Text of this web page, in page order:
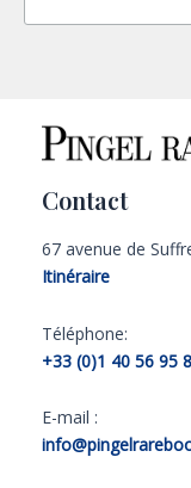
Contact
67 avenue de
Itinéraire
Téléphone:
+33 (0)1 40 56 95
E-mail :